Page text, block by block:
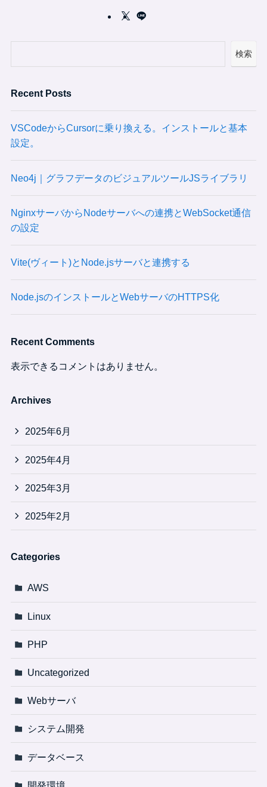
検索
Recent Posts
VSCodeからCursorに乗り換える。インストールと基本
設定。
Neo4j｜グラフデータのビジュアルツールJSライブラリ
NginxサーバからNodeサーバへの連携とWebSocket通信
の設定
Vite(ヴィート)とNode.jsサーバと連携する
Node.jsのインストールとWebサーバのHTTPS化
Recent Comments
表示できるコメントはありません。
Archives
2025年6月
2025年4月
2025年3月
2025年2月
Categories
AWS
Linux
PHP
Uncategorized
Webサーバ
システム開発
データベース